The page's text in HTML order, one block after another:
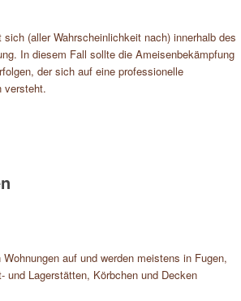
(aller Wahrscheinlichkeit nach) innerhalb des
In diesem Fall sollte die Ameisenbekämpfung
der sich auf eine professionelle
versteht.
auf und werden meistens in Fugen,
und Lagerstätten, Körbchen und Decken